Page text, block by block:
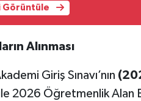
Görüntüle
Alınması
Giriş Sınavı’nın
2026 Öğretmenlik Alan